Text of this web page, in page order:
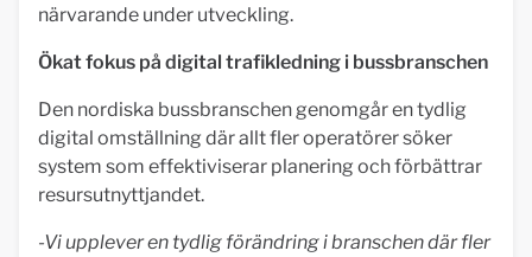
närvarande under utveckling.
Ökat fokus på digital trafikledning i bussbranschen
Den nordiska bussbranschen genomgår en tydlig
digital omställning där allt fler operatörer söker
system som effektiviserar planering och förbättrar
resursutnyttjandet.
-Vi upplever en tydlig förändring i branschen där fler